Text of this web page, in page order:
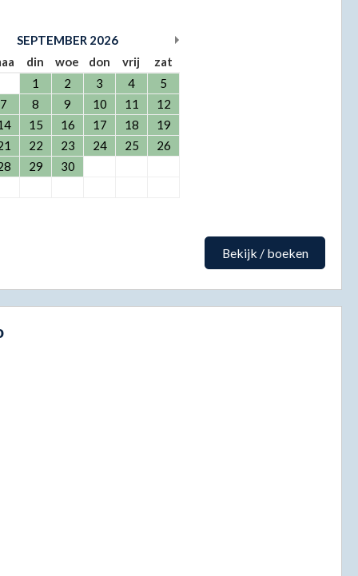
Bekijk / boeken
SEPTEMBER 2026
din woe don vrij
zat
1
2 3 4
5
7 8 9 10 11
12
15 16 17 18
19
22 23 24 25
26
29 30